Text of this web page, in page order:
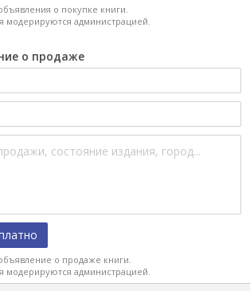
о покупке книги.
модерируются администрацией.
о продаже
о продаже книги.
модерируются администрацией.